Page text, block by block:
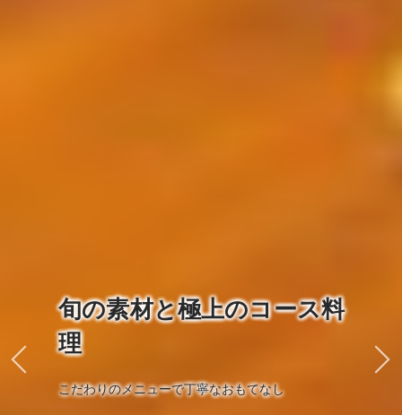
旬の素材と極上のコース料
理
こだわりのメニューで丁寧なおもてなし